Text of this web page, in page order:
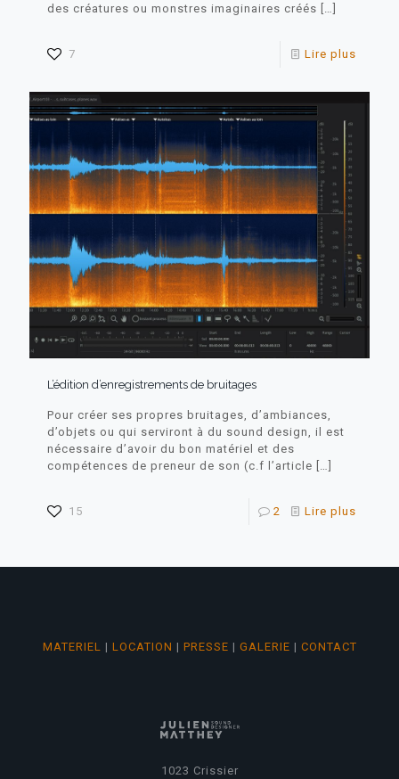
des créatures ou monstres imaginaires créés
7 Lire plus
L’édition d’enregistrements de bruitages
Pour créer ses propres bruitages, d’ambiances,
d’objets ou qui serviront à du sound design, il est
nécessaire d’avoir du bon matériel et des
compétences de preneur de son (c.f l’article […]
15 2 Lire plus
MATERIEL | LOCATION | PRESSE | GALERIE | CONTACT
1023 Crissier